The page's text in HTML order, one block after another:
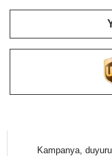
Kampanya,